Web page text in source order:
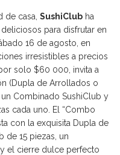
de casa, SushiClub ha
para disfrutar en
16 de agosto, en
irresistibles a precios
solo $60 000, invita a
(Dupla de Arrollados o
Combinado SushiClub y
cada uno. El “Combo
con la exquisita Dupla de
de 15 piezas, un
el cierre dulce perfecto